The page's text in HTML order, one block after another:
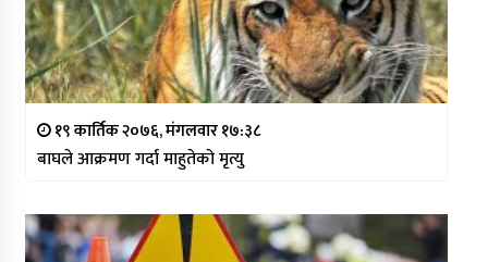
१९ कार्तिक २०७६, मंगलवार १७:३८
बाघले आक्रमण गर्दा माहुतेको मृत्यु